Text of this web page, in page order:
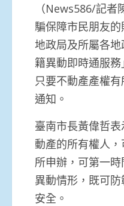
（News586/記
騙保障市民朋友
地政局及所屬各
籍異動即時通服務
只要不動產產權
通知。
臺南市長黃偉哲
動產的所有權人
所申辦，可第一
異動情形，既可
安全。